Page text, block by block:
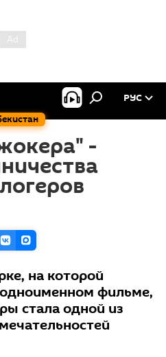
РУС
-
на которой
фильме,
стала одной из